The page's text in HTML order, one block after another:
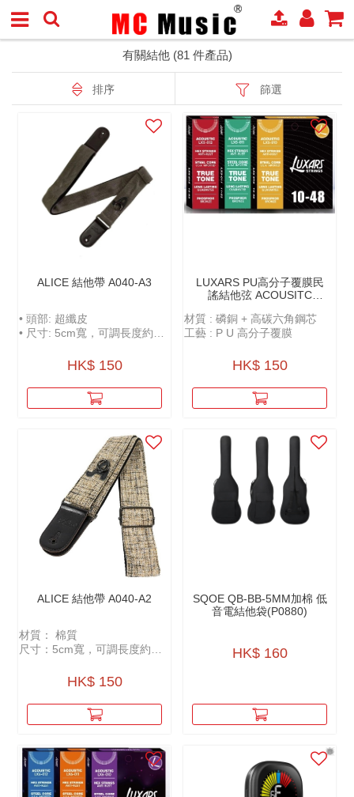
有關結他 (81 件產品)
排序 篩選
ALICE 結他帶 A040-A3
• 頭部: 超纖皮
• 尺寸: 5cm寬，可調長度約
• 可放置拨片
• 附贈拨片Pick
HK$ 150
LUXARS PU⾼分⼦覆膜民
謠結他弦 ACOUSITC
POLYMER COATING -
LX5
材質 : 磷銅 + 高碳六角鋼芯
工藝 : P U 高分子覆膜
HK$ 150
ALICE 結他帶 A040-A2
材質： 棉質
尺寸：5cm寬，可調長度約
可放置PickHK$ 150
SQOE QB-BB-5MM加棉 低
音電結他袋(P0880)
HK$ 160